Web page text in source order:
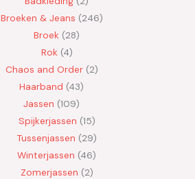
Broeken & Jeans 246
Broek 28
Rok 4
Chaos and Order 2
Haarband 43
Jassen 109
Spijkerjassen 15
Tussenjassen 29
Winterjassen 46
Zomerjassen 2